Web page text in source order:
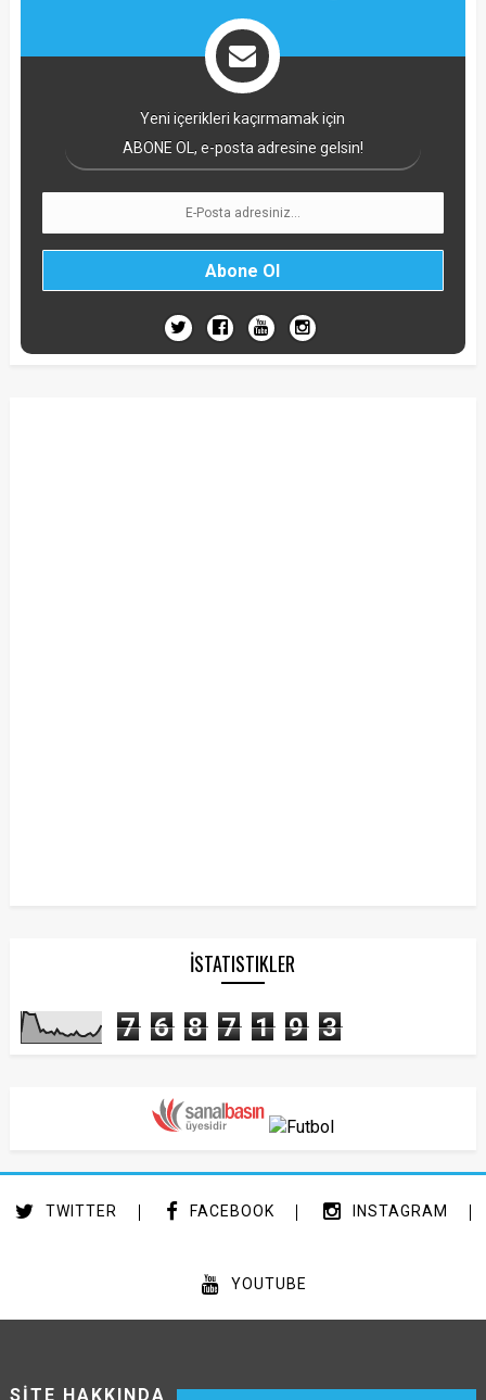
Yeni içerikleri kaçırmamak için
ABONE OL, e-posta adresine gelsin!
İSTATISTIKLER
7 6 8 7 1 9 3
TWITTER FACEBOOK INSTAGRAM
YOUTUBE
SİTE HAKKINDA